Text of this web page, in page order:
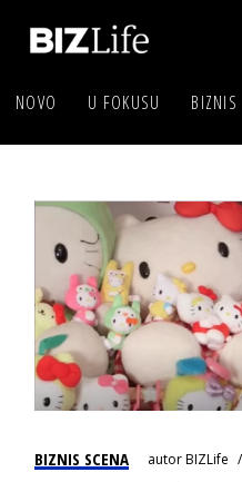
NOVO U FOKUSU BIZNIS
BIZNIS SCENA autorBIZLife